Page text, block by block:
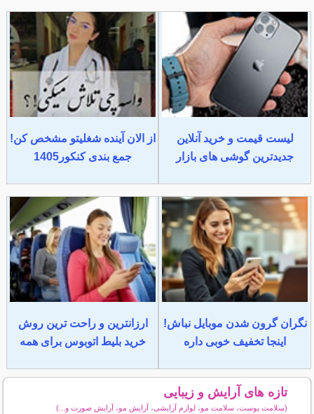
لیست قیمت و خرید آنلاین
جدیدترین گوشی های بازار
از الان آینده شغلیتو مشخص کن!
جمع بندی کنکور1405
نگران گرون شدن موبایل نباش!
اینجا تخفیف خوبی داره
ارزانترین و راحت ترین روش
خرید بلیط اتوبوس برای همه
تازه های آرایش و زیبایی
(سلامت پوست، سلامت مو، لوازم آرایشی، آرایش مو، آرایش صورت و...)